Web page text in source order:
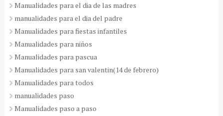
Manualidades para el dia de las madres
manualidades para el dia del padre
Manualidades para fiestas infantiles
Manualidades para niños
Manualidades para pascua
Manualidades para san valentin(14 de febrero)
Manualidades para todos
manualidades paso
Manualidades paso a paso